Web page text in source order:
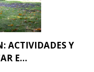
ACTIVIDADES Y
E...